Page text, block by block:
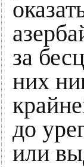
за
них
до
или